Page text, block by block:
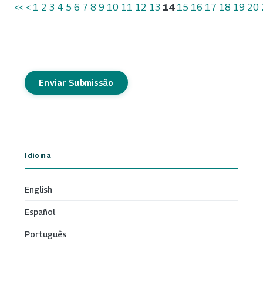
<< < 1 2 3 4 5 6 7 8 9 10 11 12 13 14 15 16 17 18 19 20
Enviar Submissão
Idioma
English
Español
Português